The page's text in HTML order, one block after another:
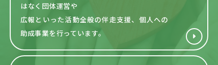
はなく団体運営や
広報といった活動全般の伴走支援、個人への
助成事業を行っています。